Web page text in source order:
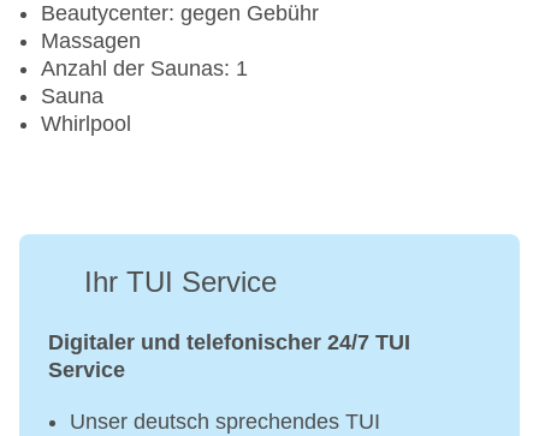
Beautycenter: gegen Gebühr
Massagen
Anzahl der Saunas: 1
Sauna
Whirlpool
Ihr TUI Service
Digitaler und telefonischer 24/7 TUI
Service
Unser deutsch sprechendes TUI